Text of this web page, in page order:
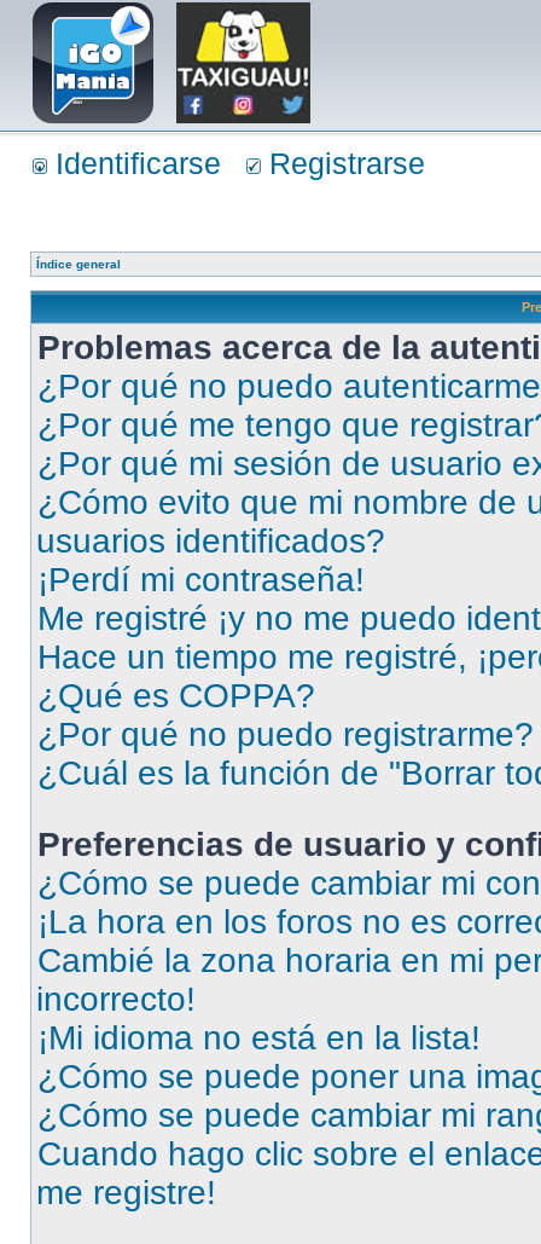
Identificarse Registrarse
Índice general
Problemas acerca de la
¿Por qué no puedo
¿Por qué me tengo que
¿Por qué mi sesión de usuario
¿Cómo evito que mi nombre de
usuarios identificados?
¡Perdí mi contraseña!
Me registré ¡y no me puedo
Hace un tiempo me registré,
¿Qué es COPPA?
¿Por qué no puedo registrarme?
¿Cuál es la función de "Borrar
Preferencias de usuario y
¿Cómo se puede cambiar mi
¡La hora en los foros no es
Cambié la zona horaria en mi
incorrecto!
¡Mi idioma no está en la lista!
¿Cómo se puede poner una
¿Cómo se puede cambiar mi
Cuando hago clic sobre el
me registre!